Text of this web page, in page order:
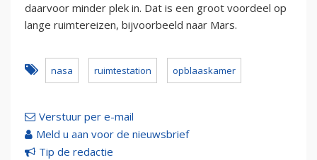
daarvoor minder plek in. Dat is een groot voordeel op
lange ruimtereizen, bijvoorbeeld naar Mars.
nasa ruimtestation opblaaskamer
Verstuur per e-mail
Meld u aan voor de nieuwsbrief
Tip de redactie